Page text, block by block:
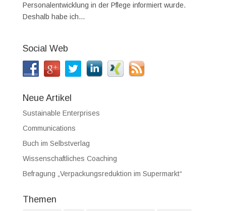
Personalentwicklung in der Pflege informiert wurde.
Deshalb habe ich...
Social Web
Neue Artikel
Sustainable Enterprises
Communications
Buch im Selbstverlag
Wissenschaftliches Coaching
Befragung „Verpackungsreduktion im Supermarkt“
Themen